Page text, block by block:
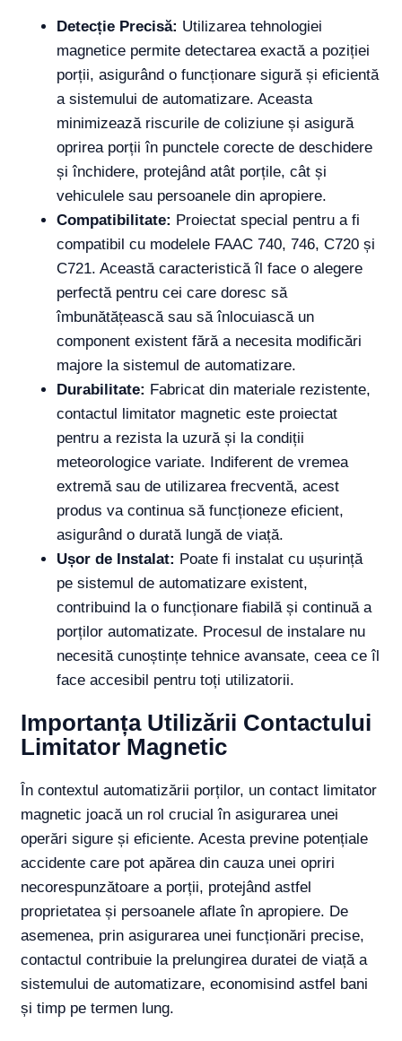
Detecție Precisă: Utilizarea tehnologiei
magnetice permite detectarea exactă a poziției
porții, asigurând o funcționare sigură și eficientă
a sistemului de automatizare. Aceasta
minimizează riscurile de coliziune și asigură
oprirea porții în punctele corecte de deschidere
și închidere, protejând atât porțile, cât și
vehiculele sau persoanele din apropiere.
Compatibilitate: Proiectat special pentru a fi
compatibil cu modelele FAAC 740, 746, C720 și
C721. Această caracteristică îl face o alegere
perfectă pentru cei care doresc să
îmbunătățească sau să înlocuiască un
component existent fără a necesita modificări
majore la sistemul de automatizare.
Durabilitate: Fabricat din materiale rezistente,
contactul limitator magnetic este proiectat
pentru a rezista la uzură și la condiții
meteorologice variate. Indiferent de vremea
extremă sau de utilizarea frecventă, acest
produs va continua să funcționeze eficient,
asigurând o durată lungă de viață.
Ușor de Instalat: Poate fi instalat cu ușurință
pe sistemul de automatizare existent,
contribuind la o funcționare fiabilă și continuă a
porților automatizate. Procesul de instalare nu
necesită cunoștințe tehnice avansate, ceea ce îl
face accesibil pentru toți utilizatorii.
Importanța Utilizării Contactului
Limitator Magnetic
În contextul automatizării porților, un contact limitator
magnetic joacă un rol crucial în asigurarea unei
operări sigure și eficiente. Acesta previne potențiale
accidente care pot apărea din cauza unei opriri
necorespunzătoare a porții, protejând astfel
proprietatea și persoanele aflate în apropiere. De
asemenea, prin asigurarea unei funcționări precise,
contactul contribuie la prelungirea duratei de viață a
sistemului de automatizare, economisind astfel bani
și timp pe termen lung.